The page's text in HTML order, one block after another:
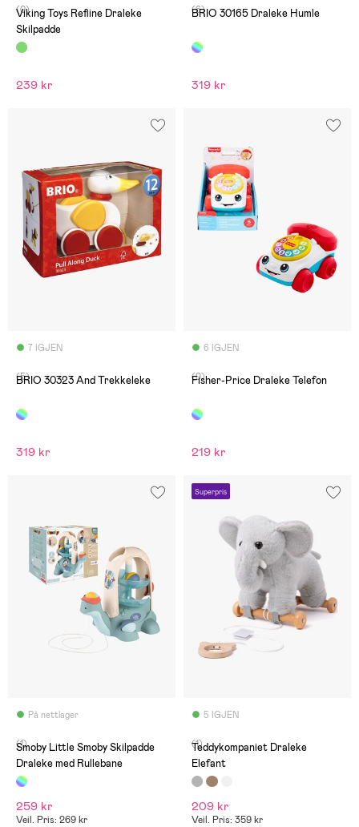
(0)
Viking Toys Refline Draleke
Skilpadde
239 kr
(6)
BRIO 30165 Draleke Humle
319 kr
7 IGJEN
(5)
BRIO 30323 And Trekkeleke
319 kr
6 IGJEN
(0)
Fisher-Price Draleke Telefon
219 kr
På nettlager
(1)
Smoby Little Smoby Skilpadde
Draleke med Rullebane
259 kr
Veil. Pris: 269 kr
Superpris
5 IGJEN
(1)
Teddykompaniet Draleke
Elefant
209 kr
Veil. Pris: 359 kr